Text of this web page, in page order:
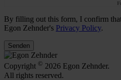
By filling out this form, I confirm
Egon Zehnder's Privacy Policy.
Senden
Copyright © 2026 Egon Zehnder.
All rights reserved.